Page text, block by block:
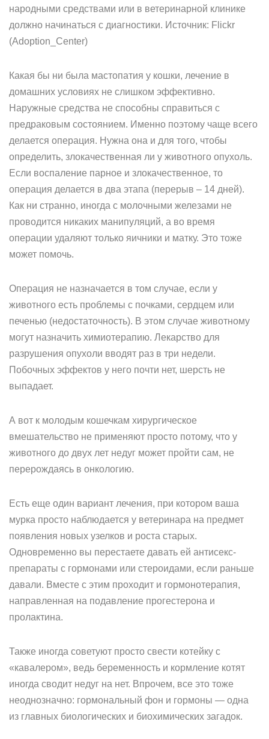
народными средствами или в ветеринарной клинике
должно начинаться с диагностики. Источник: Flickr
(Adoption_Center)
Какая бы ни была мастопатия у кошки, лечение в
домашних условиях не слишком эффективно.
Наружные средства не способны справиться с
предраковым состоянием. Именно поэтому чаще всего
делается операция. Нужна она и для того, чтобы
определить, злокачественная ли у животного опухоль.
Если воспаление парное и злокачественное, то
операция делается в два этапа (перерыв – 14 дней).
Как ни странно, иногда с молочными железами не
проводится никаких манипуляций, а во время
операции удаляют только яичники и матку. Это тоже
может помочь.
Операция не назначается в том случае, если у
животного есть проблемы с почками, сердцем или
печенью (недостаточность). В этом случае животному
могут назначить химиотерапию. Лекарство для
разрушения опухоли вводят раз в три недели.
Побочных эффектов у него почти нет, шерсть не
выпадает.
А вот к молодым кошечкам хирургическое
вмешательство не применяют просто потому, что у
животного до двух лет недуг может пройти сам, не
перерождаясь в онкологию.
Есть еще один вариант лечения, при котором ваша
мурка просто наблюдается у ветеринара на предмет
появления новых узелков и роста старых.
Одновременно вы перестаете давать ей антисекс-
препараты с гормонами или стероидами, если раньше
давали. Вместе с этим проходит и гормонотерапия,
направленная на подавление прогестерона и
пролактина.
Также иногда советуют просто свести котейку с
«кавалером», ведь беременность и кормление котят
иногда сводит недуг на нет. Впрочем, все это тоже
неоднозначно: гормональный фон и гормоны — одна
из главных биологических и биохимических загадок.